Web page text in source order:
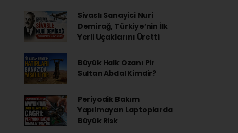
Sivaslı Sanayici Nuri
Demirağ, Türkiye’nin İlk
Yerli Uçaklarını Üretti
Büyük Halk Ozanı Pir
Sultan Abdal Kimdir?
Periyodik Bakım
Yapılmayan Laptoplarda
Büyük Risk